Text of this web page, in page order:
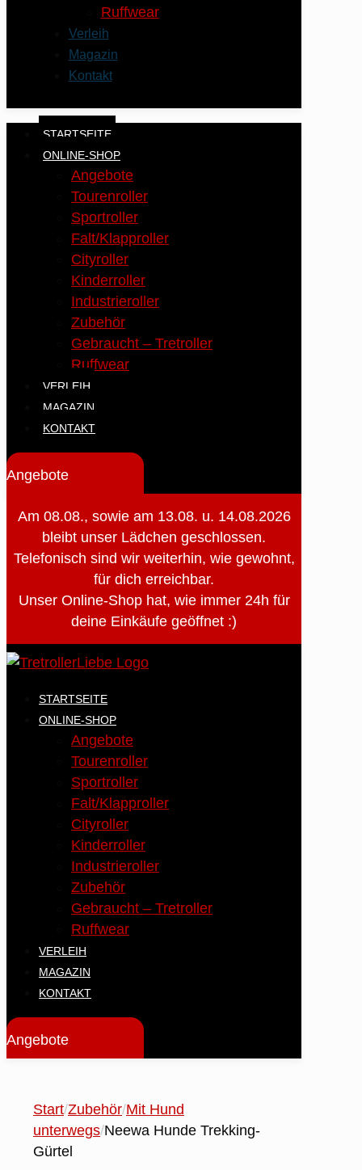
Ruffwear
Verleih
Magazin
Kontakt
STARTSEITE
ONLINE-SHOP
Angebote
Tourenroller
Sportroller
Falt/Klapproller
Cityroller
Kinderroller
Industrieroller
Zubehör
Gebraucht – Tretroller
Ruffwear
VERLEIH
MAGAZIN
KONTAKT
Angebote
Am 08.08., sowie am 13.08. u. 14.08.2026
bleibt unser Lädchen geschlossen.
Telefonisch sind wir weiterhin, wie gewohnt,
für dich erreichbar.
Unser Online-Shop hat, wie immer 24h für
deine Einkäufe geöffnet :)
STARTSEITE
ONLINE-SHOP
Angebote
Tourenroller
Sportroller
Falt/Klapproller
Cityroller
Kinderroller
Industrieroller
Zubehör
Gebraucht – Tretroller
Ruffwear
VERLEIH
MAGAZIN
KONTAKT
Angebote
Start/Zubehör/Mit Hund
unterwegs/Neewa Hunde Trekking-
Gürtel